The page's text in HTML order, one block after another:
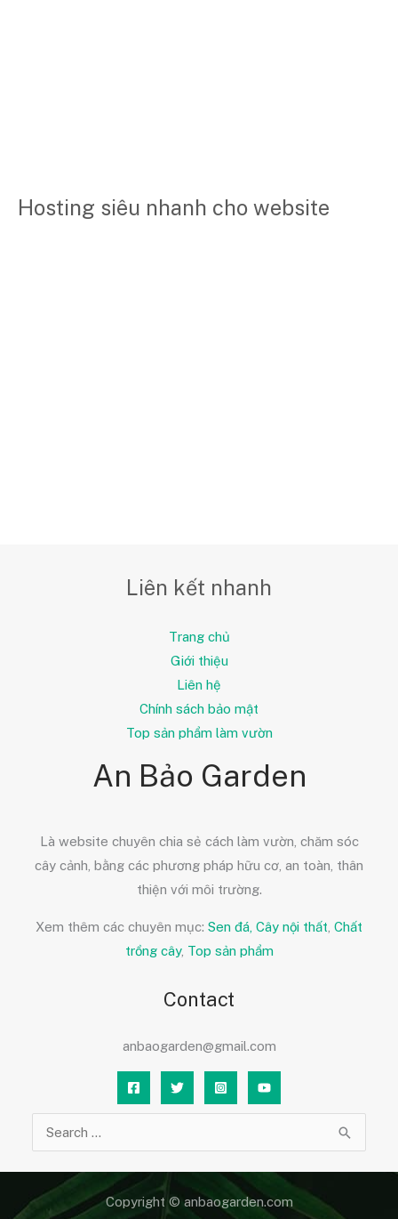
Hosting siêu nhanh cho website
Liên kết nhanh
Trang chủ
Giới thiệu
Liên hệ
Chính sách bảo mật
Top sản phẩm làm vườn
An Bảo Garden
Là website chuyên chia sẻ cách làm vườn, chăm sóc
cây cảnh, bằng các phương pháp hữu cơ, an toàn, thân
thiện với môi trường.
Xem thêm các chuyên mục: Sen đá, Cây nội thất Chất
trồng cây, Top sản phẩm
Contact
anbaogarden@gmail.com
Tìm
Copyright © anbaogarden.com